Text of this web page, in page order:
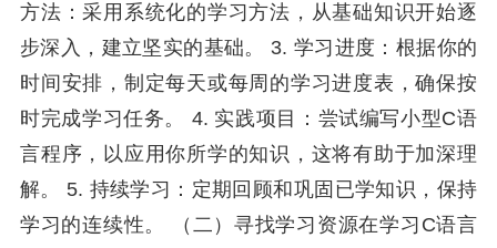
方法：采用系统化的学习方法，从基础知识开始逐
步深入，建立坚实的基础。 3. 学习进度：根据你的
时间安排，制定每天或每周的学习进度表，确保按
时完成学习任务。 4. 实践项目：尝试编写小型C语
言程序，以应用你所学的知识，这将有助于加深理
解。 5. 持续学习：定期回顾和巩固已学知识，保持
学习的连续性。 （二）寻找学习资源在学习C语言